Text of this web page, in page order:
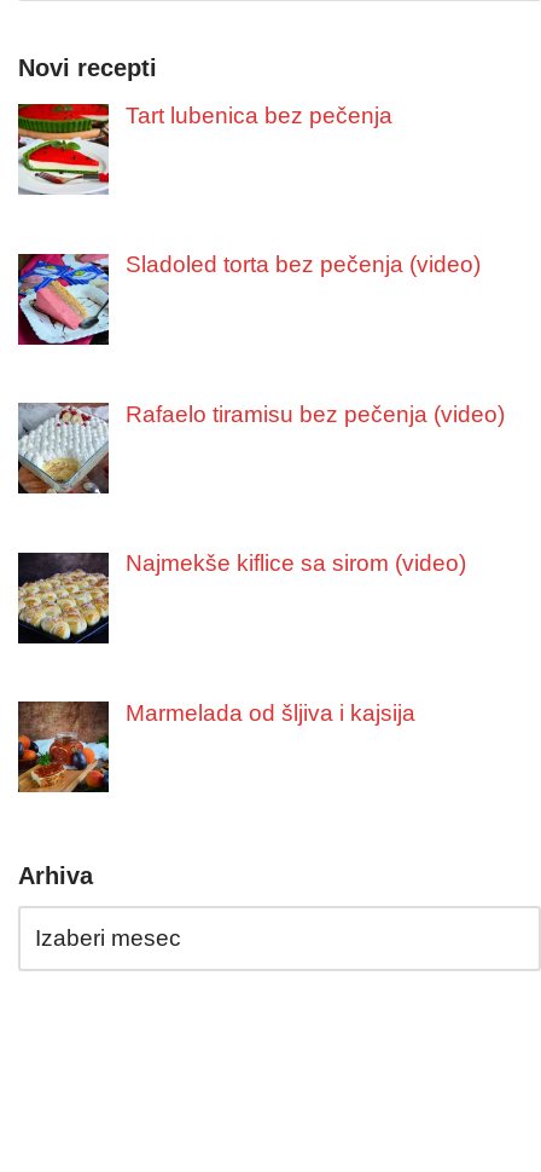
Novi recepti
Tart lubenica bez pečenja
Sladoled torta bez pečenja (video)
Rafaelo tiramisu bez pečenja (video)
Najmekše kiflice sa sirom (video)
Marmelada od šljiva i kajsija
Arhiva